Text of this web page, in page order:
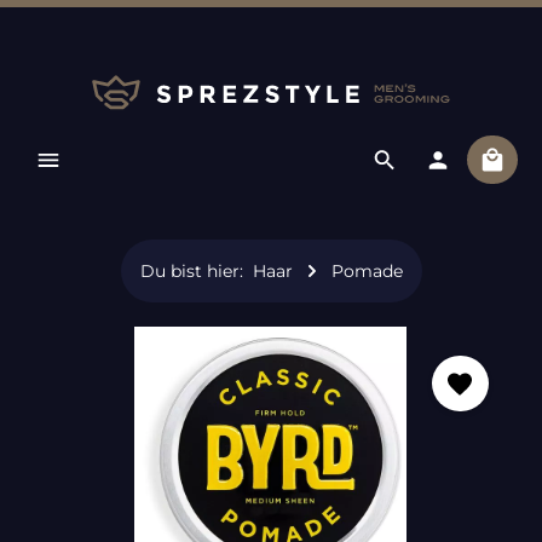
Du bist hier: Haar Pomade
Bildergalerie überspringen